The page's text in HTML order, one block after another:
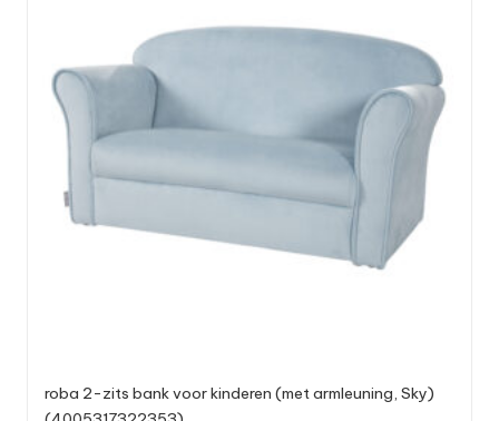
roba 2-zits bank voor kinderen (met armleuning, Sky)